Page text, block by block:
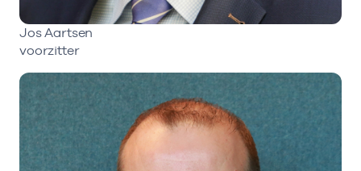
Jos Aartsen
voorzitter